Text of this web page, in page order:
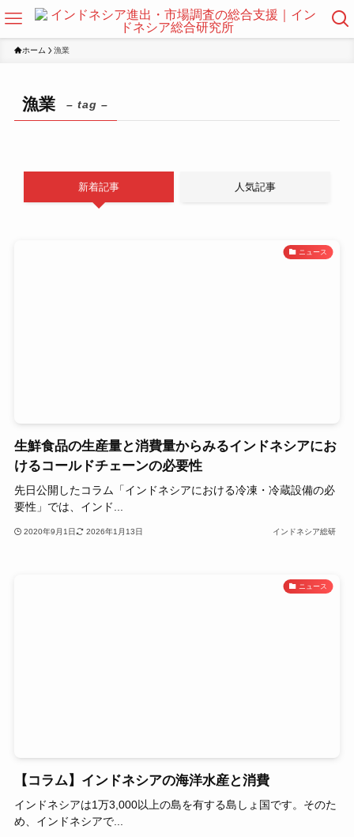
ホーム 漁業
漁業 – tag –
新着記事 人気記事
ニュース
生鮮食品の生産量と消費量からみるインドネシアにお
けるコールドチェーンの必要性
先日公開したコラム「インドネシアにおける冷凍・冷蔵設備の必
要性」では、インド...
2020年9月1日 2026年1月13日 インドネシア総研
ニュース
【コラム】インドネシアの海洋水産と消費
インドネシアは1万3,000以上の島を有する島しょ国です。そのた
め、インドネシアで...